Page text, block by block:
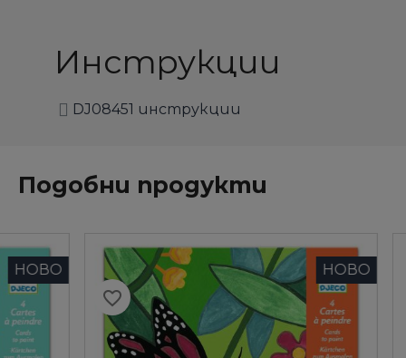
Инструкции
DJ08451 инструкции
Подобни продукти
НОВО
favorite_border favorite_border